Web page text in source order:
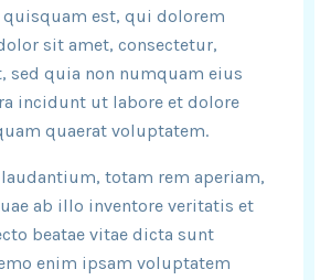
quisquam est, qui dolorem
sit amet, consectetur,
sed quia non numquam eius
incidunt ut labore et dolore
quaerat voluptatem.
totam rem aperiam,
ab illo inventore veritatis et
beatae vitae dicta sunt
enim ipsam voluptatem